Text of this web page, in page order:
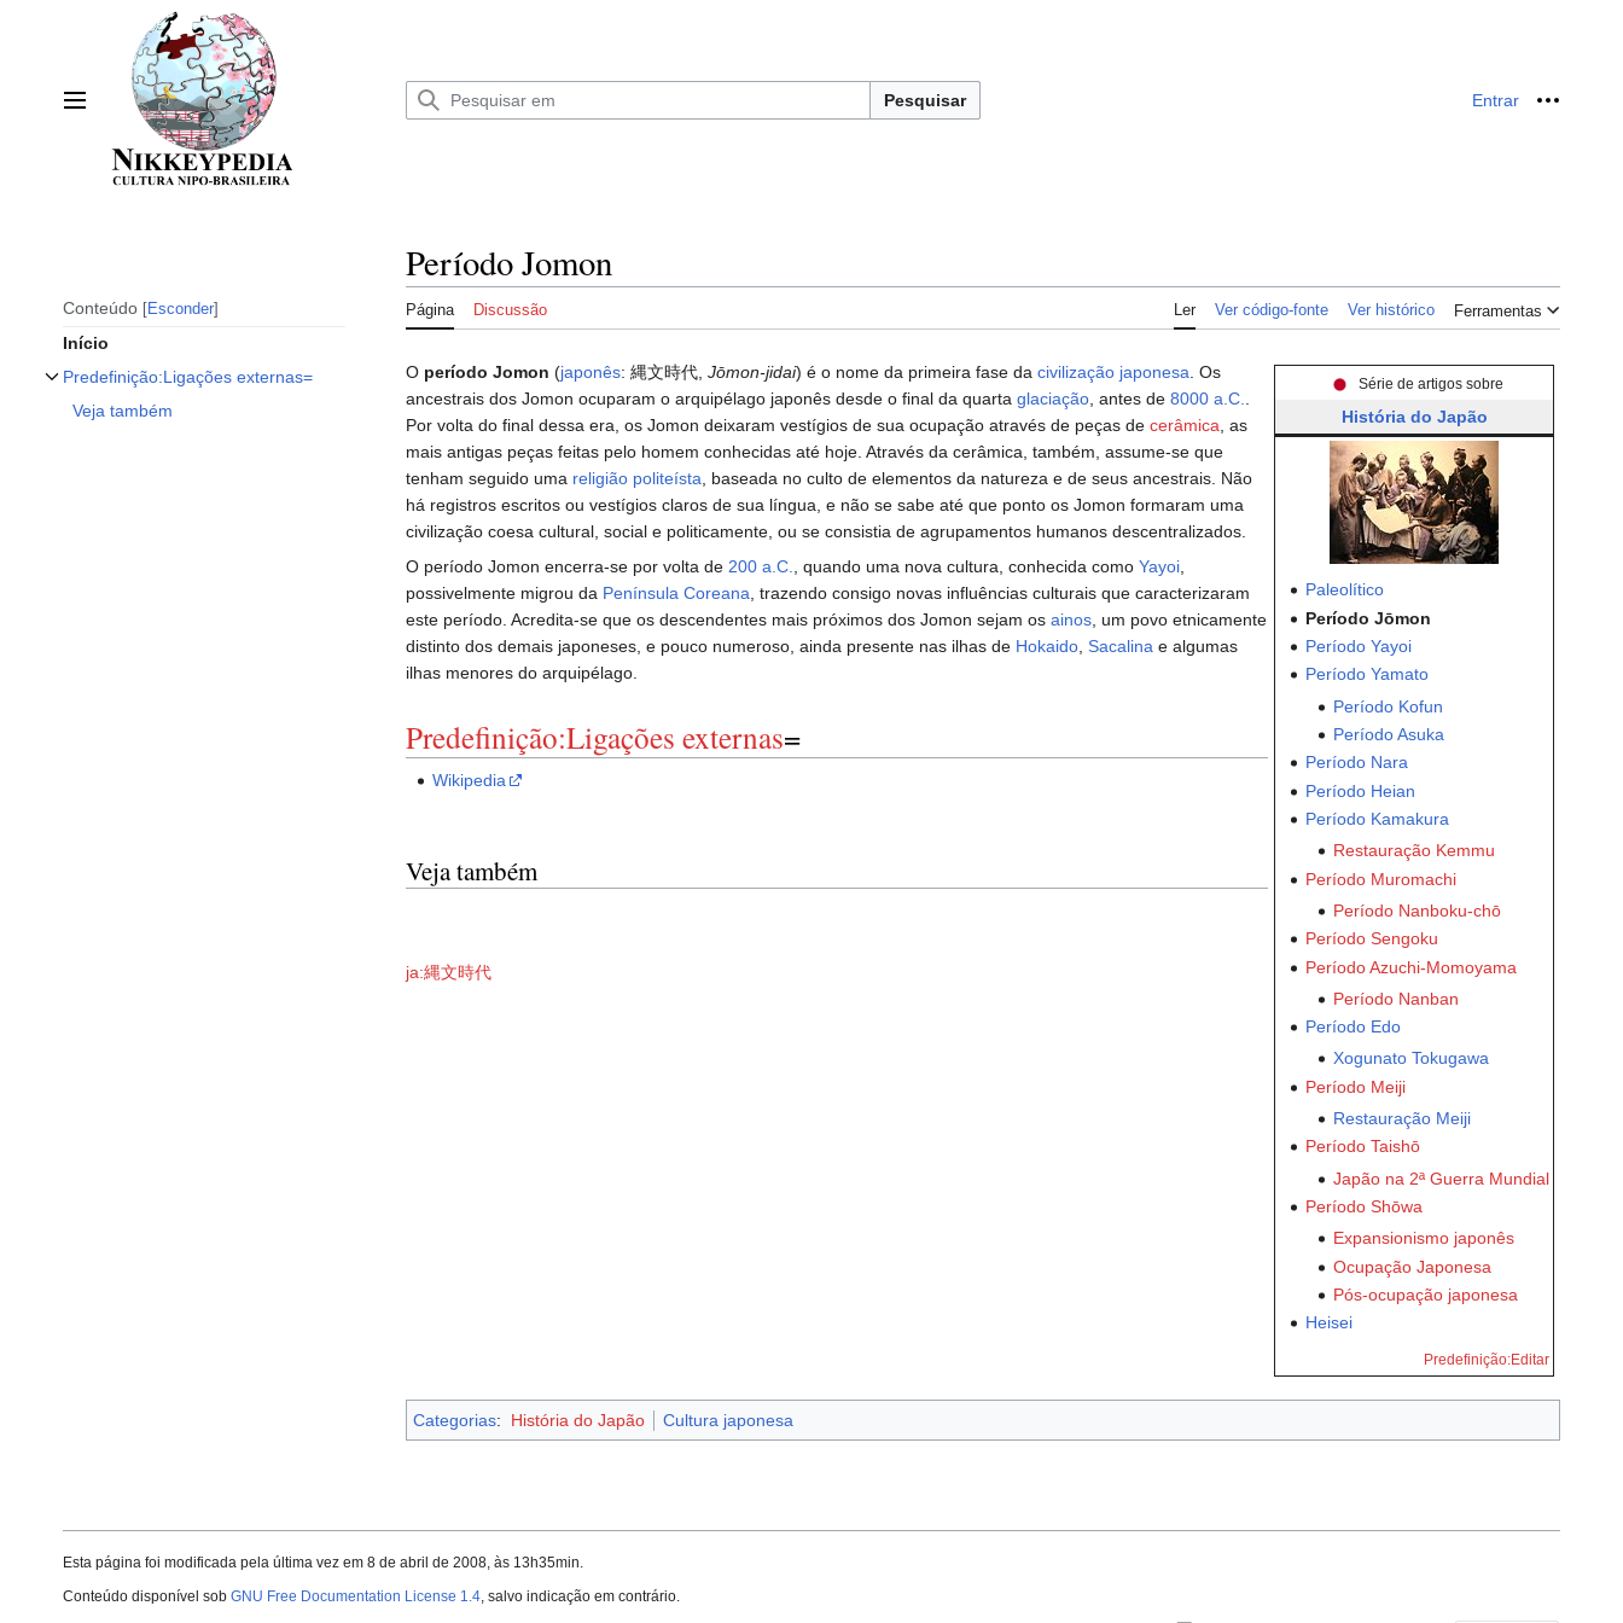
Menu principal
Pesquisar Entrar
Conteúdo Esconder
Início
Predefinição:Ligações externas=
Alternar subseção Predefinição:Ligações externas=
Veja também
Período Jomon
Página Discussão Ler Ver código-fonte Ver histórico Ferramentas
Série de artigos sobre
História do Japão
Paleolítico
Período Jōmon
Período Yayoi
Período Yamato
Período Kofun
Período Asuka
Período Nara
Período Heian
Período Kamakura
Restauração Kemmu
Período Muromachi
Período Nanboku-chō
Período Sengoku
Período Azuchi-Momoyama
Período Nanban
Período Edo
Xogunato Tokugawa
Período Meiji
Restauração Meiji
Período Taishō
Japão na 2ª Guerra Mundial
Período Shōwa
Expansionismo japonês
Ocupação Japonesa
Pós-ocupação japonesa
Heisei
Predefinição:Editar
O período Jomon (japonês: 縄文時代, Jōmon-jidai) é o nome da primeira fase da civilização japonesa . Os
ancestrais dos Jomon ocuparam o arquipélago japonês desde o final da quarta glaciação , antes de 8000 a.C.
Por volta do final dessa era, os Jomon deixaram vestígios de sua ocupação através de peças de cerâmica , as
mais antigas peças feitas pelo homem conhecidas até hoje. Através da cerâmica, também, assume-se que
tenham seguido uma religião politeísta , baseada no culto de elementos da natureza e de seus ancestrais. Não
há registros escritos ou vestígios claros de sua língua, e não se sabe até que ponto os Jomon formaram uma
civilização coesa cultural, social e politicamente, ou se consistia de agrupamentos humanos descentralizados.
O período Jomon encerra-se por volta de 200 a.C. , quando uma nova cultura, conhecida como Yayoi
possivelmente migrou da Península Coreana , trazendo consigo novas influências culturais que caracterizaram
este período. Acredita-se que os descendentes mais próximos dos Jomon sejam os ainos , um povo etnicamente
distinto dos demais japoneses, e pouco numeroso, ainda presente nas ilhas de Hokaido Sacalina e algumas
ilhas menores do arquipélago.
Predefinição:Ligações externas=
Wikipedia
Veja também
ja:縄文時代
Categorias: História do Japão Cultura japonesa
Esta página foi modificada pela última vez em 8 de abril de 2008, às 13h35min.
Conteúdo disponível sob GNU Free Documentation License 1.4, salvo indicação em contrário.